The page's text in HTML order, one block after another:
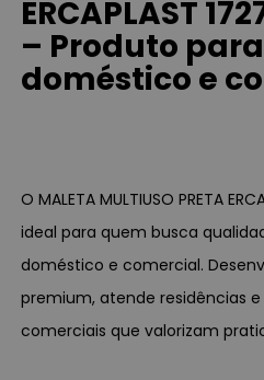
ERCAPLAST
– Produto
doméstico e
O MALETA MULTIUSO PRETA
ideal para quem busca
doméstico e comercial.
premium, atende residências
comerciais que valorizam